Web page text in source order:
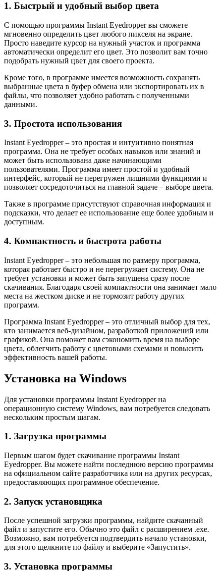
1. Быстрый и удобный выбор цвета
С помощью программы Instant Eyedropper вы сможете
мгновенно определить цвет любого пикселя на экране.
Просто наведите курсор на нужный участок и программа
автоматически определит его цвет. Это позволит вам точно
подобрать нужный цвет для своего проекта.
Кроме того, в программе имеется возможность сохранять
выбранные цвета в буфер обмена или экспортировать их в
файлы, что позволяет удобно работать с полученными
данными.
3. Простота использования
Instant Eyedropper – это простая и интуитивно понятная
программа. Она не требует особых навыков или знаний и
может быть использована даже начинающими
пользователями. Программа имеет простой и удобный
интерфейс, который не перегружен лишними функциями и
позволяет сосредоточиться на главной задаче – выборе цвета.
Также в программе присутствуют справочная информация и
подсказки, что делает ее использование еще более удобным и
доступным.
4. Компактность и быстрота работы
Instant Eyedropper – это небольшая по размеру программа,
которая работает быстро и не перегружает систему. Она не
требует установки и может быть запущена сразу после
скачивания. Благодаря своей компактности она занимает мало
места на жестком диске и не тормозит работу других
программ.
Программа Instant Eyedropper – это отличный выбор для тех,
кто занимается веб-дизайном, разработкой приложений или
графикой. Она поможет вам сэкономить время на выборе
цвета, облегчить работу с цветовыми схемами и повысить
эффективность вашей работы.
Установка на Windows
Для установки программы Instant Eyedropper на
операционную систему Windows, вам потребуется следовать
нескольким простым шагам.
1. Загрузка программы
Первым шагом будет скачивание программы Instant
Eyedropper. Вы можете найти последнюю версию программы
на официальном сайте разработчика или на других ресурсах,
предоставляющих программное обеспечение.
2. Запуск установщика
После успешной загрузки программы, найдите скачанный
файл и запустите его. Обычно это файл с расширением .exe.
Возможно, вам потребуется подтвердить начало установки,
для этого щелкните по файлу и выберите «Запустить».
3. Установка программы